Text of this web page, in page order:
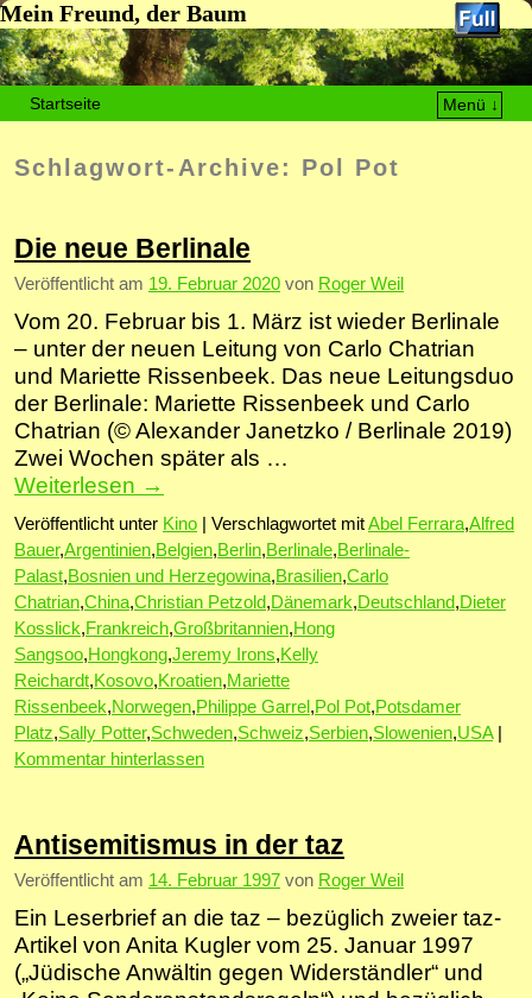
Mein Freund, der Baum
Startseite
Menü ↓
Schlagwort-Archive: Pol Pot
Die neue Berlinale
Veröffentlicht am 19. Februar 2020 von Roger Weil
Vom 20. Februar bis 1. März ist wieder Berlinale
– unter der neuen Leitung von Carlo Chatrian
und Mariette Rissenbeek. Das neue Leitungsduo
der Berlinale: Mariette Rissenbeek und Carlo
Chatrian (© Alexander Janetzko / Berlinale 2019)
Zwei Wochen später als …
Weiterlesen →
Veröffentlicht unter Kino Verschlagwortet mitAbel Ferrara,Alfred
Bauer,Argentinien,Belgien,Berlin,Berlinale,Berlinale-
Palast,Bosnien und Herzegowina,Brasilien,Carlo
Chatrian,China,Christian Petzold,Dänemark,Deutschland,Dieter
Kosslick,Frankreich,Großbritannien,Hong
Sangsoo,Hongkong,Jeremy Irons,Kelly
Reichardt,Kosovo,Kroatien,Mariette
Rissenbeek,Norwegen,Philippe Garrel ,Pol Pot,Potsdamer
Platz,Sally Potter,Schweden,Schweiz,Serbien,Slowenien,USA
Kommentar hinterlassen
Antisemitismus in der taz
Veröffentlicht am 14. Februar 1997 von Roger Weil
Ein Leserbrief an die taz – bezüglich zweier taz-
Artikel von Anita Kugler vom 25. Januar 1997
(„Jüdische Anwältin gegen Widerständler“ und